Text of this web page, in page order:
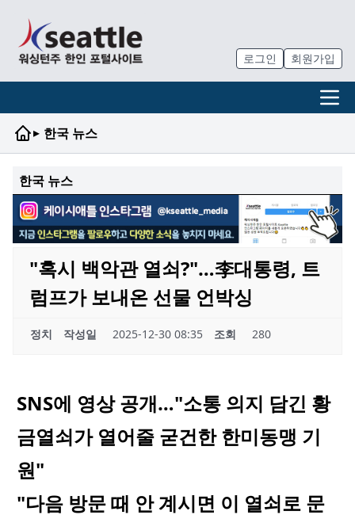
로그인 회원가입
▸ 한국 뉴스
한국 뉴스
"혹시 백악관 열쇠?"…李대통령, 트
럼프가 보내온 선물 언박싱
정치 작성일 2025-12-30 08:35 조회 280
SNS에 영상 공개…"소통 의지 담긴 황
금열쇠가 열어줄 굳건한 한미동맹 기
원"
"다음 방문 때 안 계시면 이 열쇠로 문